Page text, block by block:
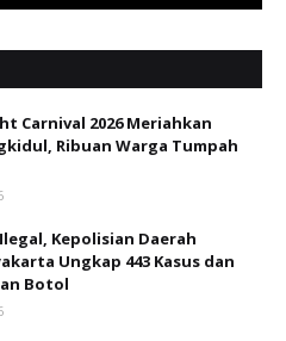
Carnival 2026 Meriahkan
Ribuan Warga Tumpah
Kepolisian Daerah
Ungkap 443 Kasus dan
Botol